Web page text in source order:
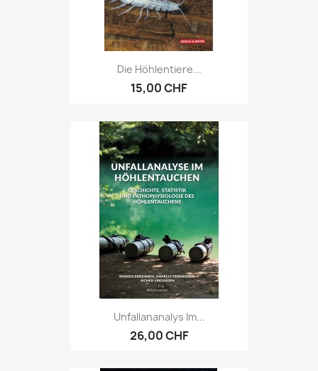
Die Höhlentiere...
15,00 CHF
Unfallananalys Im...
26,00 CHF